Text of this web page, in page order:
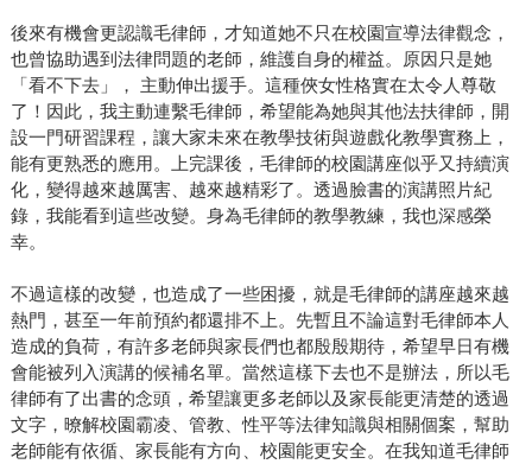
後來有機會更認識毛律師，才知道她不只在校園宣導法律觀念，
也曾協助遇到法律問題的老師，維護自身的權益。原因只是她
「看不下去」， 主動伸出援手。這種俠女性格實在太令人尊敬
了！因此，我主動連繫毛律師，希望能為她與其他法扶律師，開
設一門研習課程，讓大家未來在教學技術與遊戲化教學實務上，
能有更熟悉的應用。上完課後，毛律師的校園講座似乎又持續演
化，變得越來越厲害、越來越精彩了。透過臉書的演講照片紀
錄，我能看到這些改變。身為毛律師的教學教練，我也深感榮
幸。
不過這樣的改變，也造成了一些困擾，就是毛律師的講座越來越
熱門，甚至一年前預約都還排不上。先暫且不論這對毛律師本人
造成的負荷，有許多老師與家長們也都殷殷期待，希望早日有機
會能被列入演講的候補名單。當然這樣下去也不是辦法，所以毛
律師有了出書的念頭，希望讓更多老師以及家長能更清楚的透過
文字，暸解校園霸凌、管教、性平等法律知識與相關個案，幫助
老師能有依循、家長能有方向、校園能更安全。在我知道毛律師